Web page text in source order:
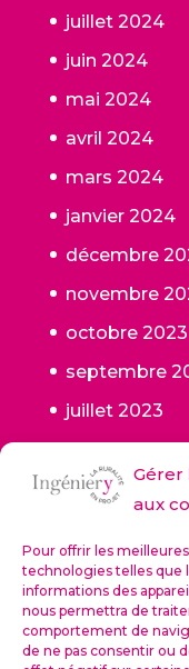
Gérer
aux
Pour offrir les
technologies telles que
informations des
nous permettra de
comportement de
de ne pas consentir ou
juillet 2024
juin 2024
mai 2024
avril 2024
mars 2024
janvier 2024
décembre
novembre
octobre 2023
septembre
juillet 2023
juin 2023
mai 2023
octobre 2022
septembre